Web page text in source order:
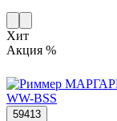
Хит
Акция %
59413